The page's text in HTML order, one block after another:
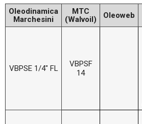
Oleodinamica
Marchesini
MTC
(Walvoil)
Oleoweb
VBPSE 1/4" FL
VBPSF
14